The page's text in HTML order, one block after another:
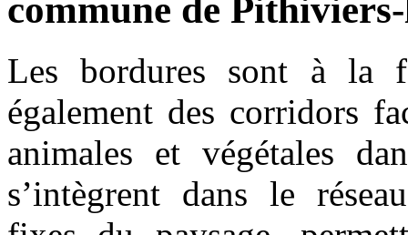
commune de
Les bordures sont à la
également des corridors
animales et végétales
s’intègrent dans le